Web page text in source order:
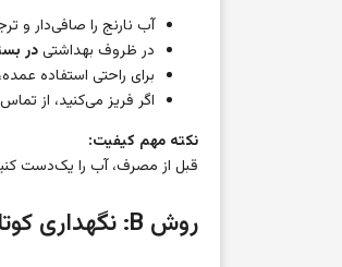
آب نارنج را صافی‌دار و
در ظروف بهداشتیدر
برای راحتی استفاده
اگر فریز می‌کنید، از
نکته مهم کیفیت:
قبل از مصرف، آب را یک‌دست
روش B: نگهداری کوتاه تا متوسط در یخچال